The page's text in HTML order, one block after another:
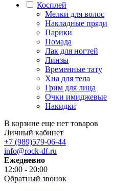
Косплей
Мелки для волос
Накладные пряди
Парики
Помада
Лак для ногтей
Линзы
Временные тату
Хна для тела
Грим для лица
Очки имиджевые
Накидки
В корзине еще нет товаров
Личный кабинет
+7 (989)579-06-44
info@rock-df.ru
Ежедневно
12:00 - 20:00
Обратный звонок